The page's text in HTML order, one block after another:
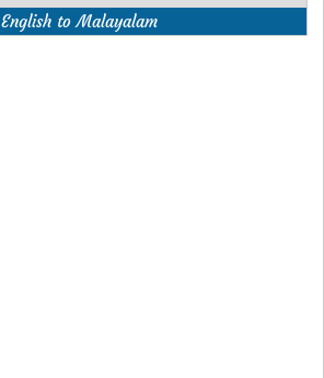
English to Malayalam